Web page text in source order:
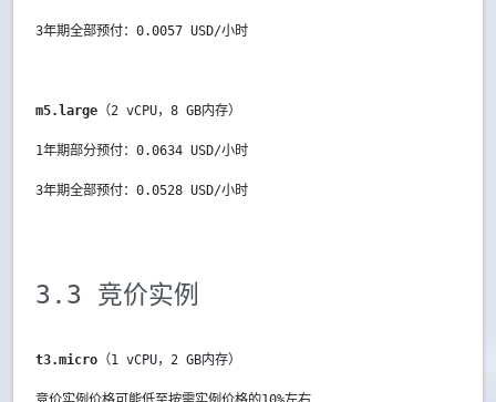
3年期全部预付：0.0057 USD/小时
m5.large （2 vCPU，8 GB内存）
1年期部分预付：0.0634 USD/小时
3年期全部预付：0.0528 USD/小时
3.3 竞价实例
t3.micro （1 vCPU，2 GB内存）